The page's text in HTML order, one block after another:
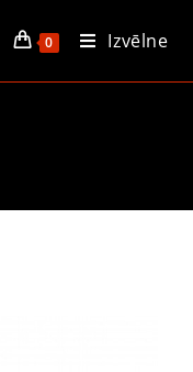
0 Izvēlne